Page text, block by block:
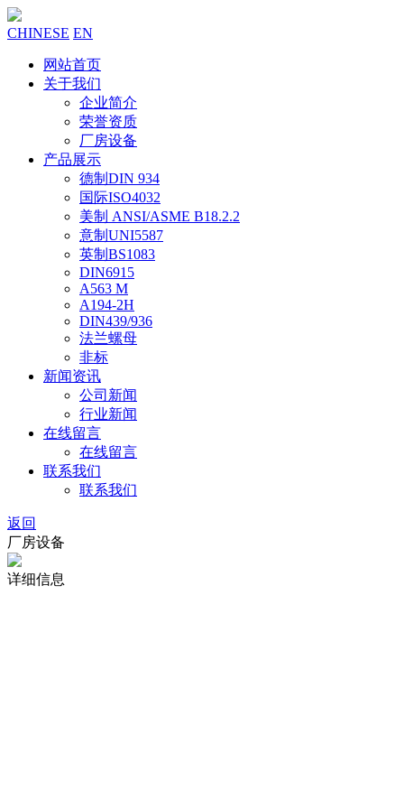
CHINESE EN
网站首页
关于我们
企业简介
荣誉资质
厂房设备
产品展示
德制DIN 934
国际ISO4032
美制 ANSI/ASME B18.2.2
意制UNI5587
英制BS1083
DIN6915
A563 M
A194-2H
DIN439/936
法兰螺母
非标
新闻资讯
公司新闻
行业新闻
在线留言
在线留言
联系我们
联系我们
返回
厂房设备
详细信息